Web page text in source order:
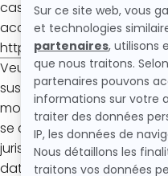
cas échéant, lorsque
accessible à partir de
https://
Veuillez noter que cette
susceptible d’être
moment par L’Atelier de
se conformer à toute
jurisprudentielle ou
date de sa mise à jour